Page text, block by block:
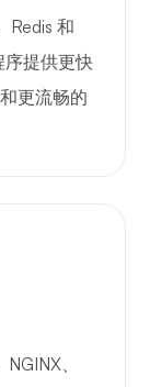
Redis 和
提供更快
更流畅的
、